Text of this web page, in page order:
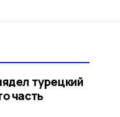
турецкий
часть